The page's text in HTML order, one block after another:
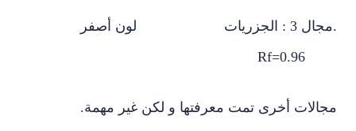
.مجال 3 : الجزريات لون أصفر
أخرى تمت معرفتها و لكن غير مهمة.